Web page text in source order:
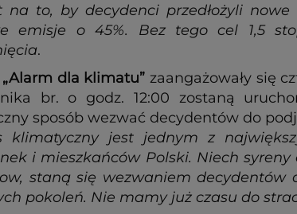
na to, by decydenci przedłożyli
emisje o 45%. Bez tego cel 1,5
.
„Alarm dla klimatu” zaangażowały się
br. o godz. 12:00 zostaną
sposób wezwać decydentów do
klimatyczny jest jednym z
i mieszkańców Polski. Niech
staną się wezwaniem decydentów
pokoleń. Nie mamy już czasu do